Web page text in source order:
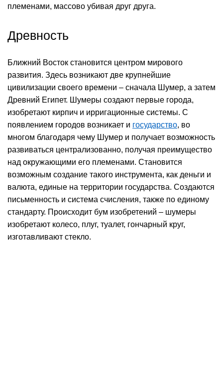
племенами, массово убивая друг друга.
Древность
Ближний Восток становится центром мирового
развития. Здесь возникают две крупнейшие
цивилизации своего времени – сначала Шумер, а затем
Древний Египет. Шумеры создают первые города,
изобретают кирпич и ирригационные системы. С
появлением городов возникает и государство, во
многом благодаря чему Шумер и получает возможность
развиваться централизованно, получая преимущество
над окружающими его племенами. Становится
возможным создание такого инструмента, как деньги и
валюта, единые на территории государства. Создаются
письменность и система счисления, также по единому
стандарту. Происходит бум изобретений – шумеры
изобретают колесо, плуг, туалет, гончарный круг,
изготавливают стекло.